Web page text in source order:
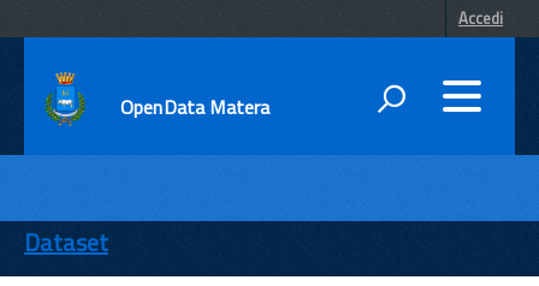
Accedi
OpenData Matera
ENTI
TEMI
Dataset